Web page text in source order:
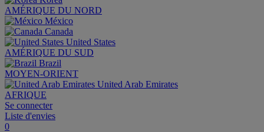
AMÉRIQUE DU NORD
México
Canada
United States
AMÉRIQUE DU SUD
Brazil
MOYEN-ORIENT
United Arab Emirates
AFRIQUE
Se connecter
Liste d'envies
0